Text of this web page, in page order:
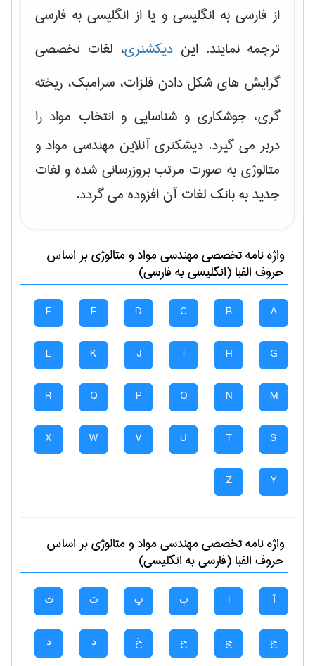
از فارسی به انگلیسی و یا از انگلیسی به فارسی
ترجمه نمایند. این دیکشنری، لغات تخصصی
گرایش های شکل دادن فلزات، سرامیک، ریخته
گری، جوشکاری و شناسایی و انتخاب مواد را
دربر می گیرد. دیشکنری آنلاین مهندسی مواد و
متالوژی به صورت مرتب بروزرسانی شده و لغات
جدید به بانک لغات آن افزوده می گردد.
واژه نامه تخصصیمهندسی مواد و متالوژیبر اساس
حروف الفبا (انگلیسی به فارسی)
A
B
C
D
E
F
G
H
I
J
K
L
M
N
O
P
Q
R
S
T
U
V
W
X
Y
Z
واژه نامه تخصصیمهندسی مواد و متالوژیبر اساس
حروف الفبا (فارسی به انگلیسی)
آ ا ب پ ت ث
ج چ ح خ د ذ